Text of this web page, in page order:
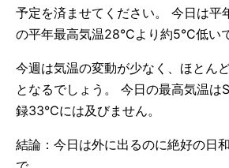
予定を済ませてください。 今日は平
の平年最高気温28°Cより約5°C低い
今週は気温の変動が少なく、ほとん
となるでしょう。 今日の最高気温は
録33°Cには及びません。
結論：今日は外に出るのに絶好の